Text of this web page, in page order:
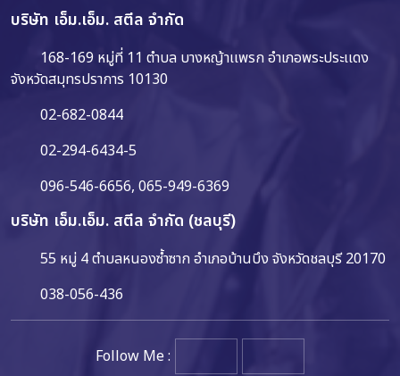
บริษัท เอ็ม.เอ็ม. สตีล จำกัด
168-169 หมู่ที่ 11 ตำบล บางหญ้าเเพรก อำเภอพระประเเดง
จังหวัดสมุทรปราการ 10130
02-682-0844
02-294-6434-5
096-546-6656, 065-949-6369
บริษัท เอ็ม.เอ็ม. สตีล จำกัด (ชลบุรี)
55 หมู่ 4 ตำบลหนองซ้ำซาก อำเภอบ้านบึง จังหวัดชลบุรี 20170
038-056-436
Follow Me :